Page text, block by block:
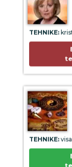
TEHNIKE:
TEHNIKE: